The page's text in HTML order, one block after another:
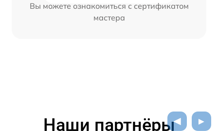
Вы можете ознакомиться с сертификатом
мастера
Наши партнёры